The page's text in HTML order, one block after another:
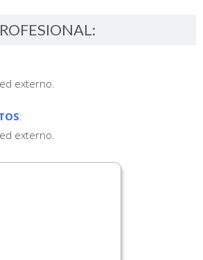
externo.
:
externo.